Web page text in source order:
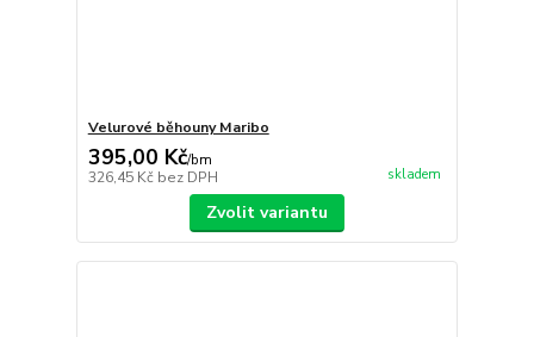
Velurové běhouny Maribo
395,00 Kč/bm
326,45 Kč bez DPH skladem
Zvolit variantu